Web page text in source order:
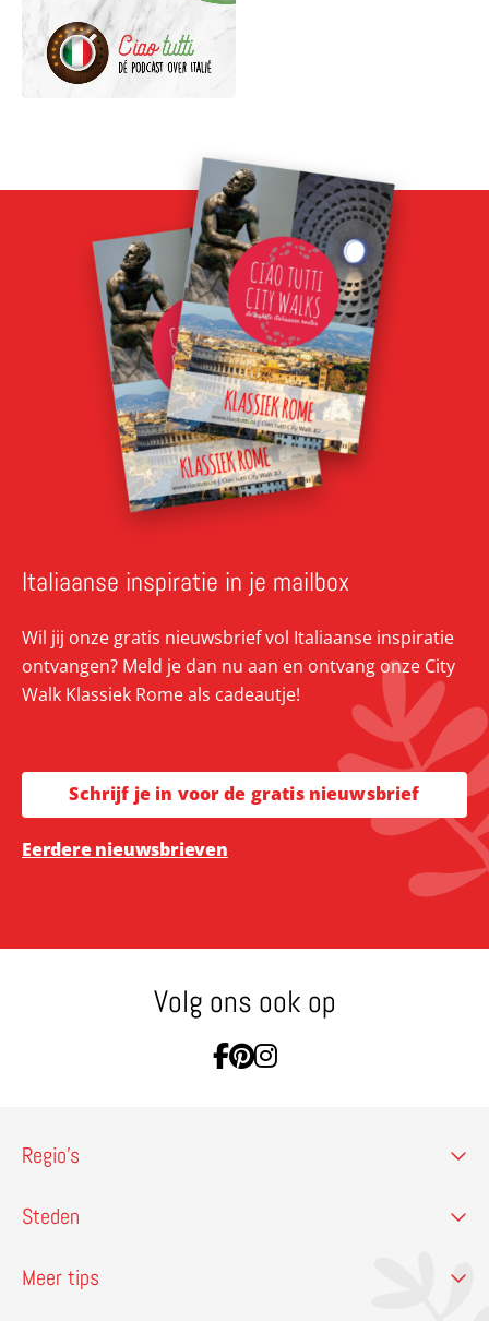
Italiaanse inspiratie in je mailbox
Wil jij onze gratis nieuwsbrief vol Italiaanse inspiratie
ontvangen? Meld je dan nu aan en ontvang onze City
Walk Klassiek Rome als cadeautje!
Schrijf je in voor de gratis nieuwsbrief
Eerdere nieuwsbrieven
Volg ons ook op
Ga naar Facebook
Ga naar Pinterest
Ga naar Instagram
Regio’s
Steden
Meer tips